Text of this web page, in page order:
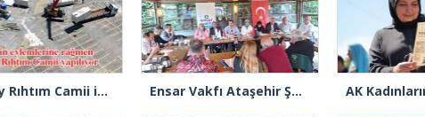
Kadıköy Rıhtım Camii için ilk kazık vuruldu Ensar Vakfı Ataşehir Şube Başkanı Bektaş, “Bizde yardım kelimesi yok, bizde paylaşmak ve hediyeleşmek var”